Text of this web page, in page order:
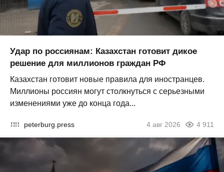
Удар по россиянам: Казахстан готовит дикое
решение для миллионов граждан РФ
Казахстан готовит новые правила для иностранцев.
Миллионы россиян могут столкнуться с серьезными
изменениями уже до конца года...
peterburg.press 4 авг 2026 4 911